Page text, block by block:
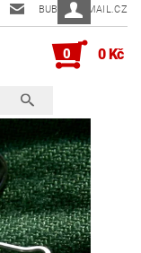
BUBUN@EMAIL.CZ
0 0 Kč